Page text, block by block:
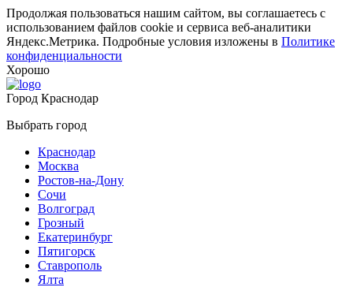
Продолжая пользоваться нашим сайтом, вы соглашаетесь с
использованием файлов cookie и сервиса веб-аналитики
Яндекс.Метрика. Подробные условия изложены в Политике
конфиденциальности
Хорошо
Город Краснодар
Выбрать город
Краснодар
Москва
Ростов-на-Дону
Сочи
Волгоград
Грозный
Екатеринбург
Пятигорск
Ставрополь
Ялта